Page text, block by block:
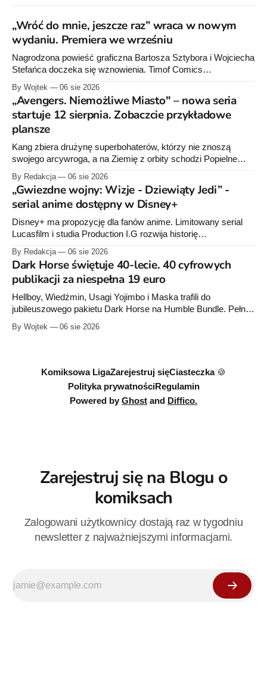
„Wróć do mnie, jeszcze raz” wraca w nowym
wydaniu. Premiera we wrześniu
Nagrodzona powieść graficzna Bartosza Sztybora i Wojciecha
Stefańca doczeka się wznowienia. Timof Comics
raz”, którego pierwsze wydanie ukazało się w 2015 roku.
By Wojtek 06 sie 2026
„Avengers. Niemożliwe Miasto" – nowa seria
startuje 12 sierpnia. Zobaczcie przykładowe
plansze
Kang zbiera drużynę superbohaterów, którzy nie znoszą
swojego arcywroga, a na Ziemię z orbity schodzi Popielne
serii Avengers autorstwa Jeda MacKaya trafia do sklepów 12
sierpnia. Rzućcie okiem na przykładowe plansze.
By Redakcja 06 sie 2026
„Gwiezdne wojny: Wizje - Dziewiąty Jedi” -
serial anime dostępny w Disney+
Disney+ ma propozycję dla fanów anime. Limitowany serial
Lucasfilm i studia Production I.G rozwija historię
oraz „Dziewiąty Jedi: Dziecko nadziei" z serii „Gwiezdne
wojny: Wizje”. Wszystkie osiem odcinków jest już dostępnych
w Disney+.
By Redakcja 06 sie 2026
Dark Horse świętuje 40-lecie. 40 cyfrowych
publikacji za niespełna 19 euro
Hellboy, Wiedźmin, Usagi Yojimbo i Maska trafili do
jubileuszowego pakietu Dark Horse na Humble Bundle. Pełny
euro. Oferta kończy się 13 sierpnia.
By Wojtek 06 sie 2026
Komiksowa LigaZarejestruj sięCiasteczka 🍪
Polityka prywatnościRegulamin
Powered by Ghost and Diffico.
Zarejestruj się na Blogu o
komiksach
Zalogowani użytkownicy dostają raz w tygodniu
newsletter z najważniejszymi informacjami.